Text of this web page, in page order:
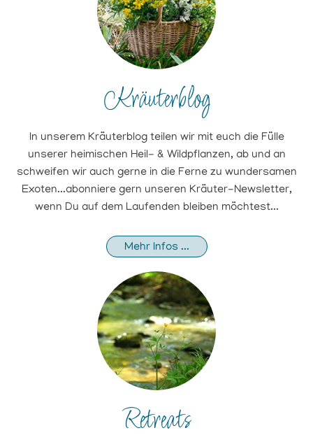
Kräuterblog
In unserem Kräuterblog teilen wir mit euch die Fülle
unserer heimischen Heil- & Wildpflanzen, ab und an
schweifen wir auch gerne in die Ferne zu wundersamen
Exoten...abonniere gern unseren Kräuter-Newsletter,
wenn Du auf dem Laufenden bleiben möchtest...
Mehr Infos ...
Retreats